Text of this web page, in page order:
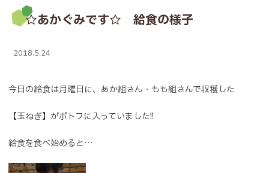
☆あかぐみです☆ 給食の様子
2018.5.24
今日の給食は月曜日に、あか組さん・もも組さんで収穫した
【玉ねぎ】がポトフに入っていました!!
給食を食べ始めると…